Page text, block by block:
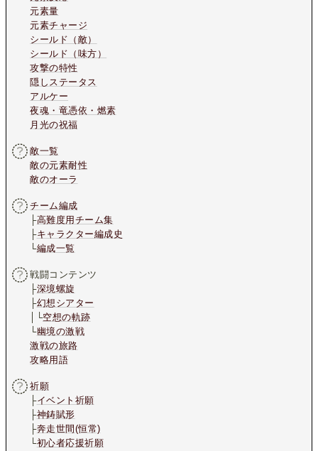
元素量
元素チャージ
シールド（敵）
シールド（味方）
攻撃の特性
隠しステータス
アルケー
夜魂・竜憑依・燃素
月光の祝福
敵一覧
敵の元素耐性
敵のオーラ
チーム編成
├高難度用チーム集
├キャラクター編成史
└編成一覧
戦闘コンテンツ
├深境螺旋
├幻想シアター
│└空想の軌跡
└幽境の激戦
激戦の旅路
攻略用語
祈願
├イベント祈願
├神鋳賦形
├奔走世間(恒常)
└初心者応援祈願